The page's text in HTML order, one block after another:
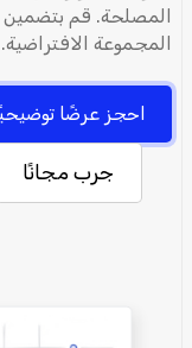
المصلحة. قم بتضمين
المجموعة الافتراضية.
احجز عرضًا
جرب مجانًا